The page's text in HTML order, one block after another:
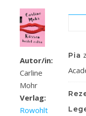
Autor/in:
Carline
Mohr
Verlag:
Rowohlt
Pia